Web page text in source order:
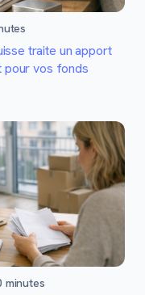
traite un apport
pour vos fonds
minutes